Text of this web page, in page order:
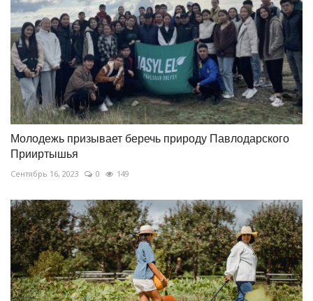
Молодежь призывает беречь природу Павлодарского
Прииртышья
Сентябрь 16, 2023 0 149